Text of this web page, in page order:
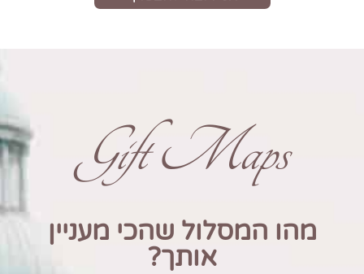
Gift Maps
מהו המסלול שהכי מעניין
אותך?